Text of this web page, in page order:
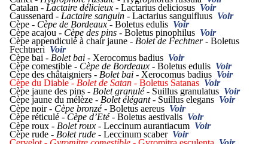
Catalan - Lactaire délicieux - Lactarius deliciosus Voir
Caussenard - Lactaire sanguin - Lactarius sanguifluus Voir
Cèpe - Cèpe de Bordeaux- Boletus edulis Voir
Cèpe acajou - Cèpe des pins - Boletus pinophilus Voir
Cèpe appendiculé à chair jaune - Bolet de Fechtner - Boletus
Fechtneri Voir
Cèpe bai - Bolet bai - Xerocomus badius Voir
Cèpe comestible - Cèpe de Bordeaux - Boletus edulis Voir
Cèpe des châtaigniers - Bolet bai - Xerocomus badius Voir
Cèpe du Diable - Bolet de Satan - Boletus Satanas Voir
Cèpe jaune des pins - Bolet granulé - Suillus granulatus Voir
Cèpe jaune du mélèze - Bolet élégant - Suillus elegans Voir
Cèpe noir - Cèpe bronzé - Boletus aereus Voir
Cèpe réticulé -Cèpe d’Eté - Boletus aestivalis Voir
Cèpe roux - Bolet roux - Leccinum aurantiacum Voir
Cèpe rude - Bolet rude - Leccinum scaber Voir